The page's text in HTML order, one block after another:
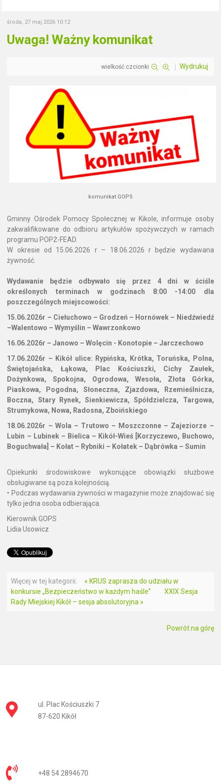
środa, 27 maj 2026 10:12
Uwaga! Ważny komunikat
wielkość czcionki Wydrukuj
komunikat GOPS
Gminny Ośrodek Pomocy Społecznej w Kikole, informuje osoby
zakwalifikowane do odbioru artykułów spożywczych w ramach
programu POPŻ-FEAD.
W okresie od 15.06.2026 r – 18.06.2026 r będzie wydawana
żywność.
Wydawanie będzie odbywało się przez 4 dni w ściśle
określonych terminach w godzinach 8:00 -14:00 dla
poszczególnych miejscowości:
15.06.2026r – Ciełuchowo – Grodzeń – Hornówek – Niedźwiedź
–Walentowo – Wymyślin – Wawrzonkowo
16.06.2026r – Janowo – Wolęcin - Konotopie – Jarczechowo
17.06.2026r – Kikół ulice: Rypińska, Krótka, Toruńska, Polna,
Świętojańska, Łąkowa, Plac Kościuszki, Cichy Zaułek,
Dożynkowa, Spokojna, Ogrodowa, Wesoła, Złota Górka,
Piaskowa, Pogodna, Słoneczna, Zjazdowa, Rzemieślnicza,
Boczna, Stary Rynek, Sienkiewicza, Spółdzielcza, Targowa,
Strumykowa, Nowa, Radosna, Zboińskiego
18.06.2026r – Wola – Trutowo – Moszczonne – Zajeziorze –
Lubin – Lubinek – Bielica – Kikół-Wieś [Korzyczewo, Buchowo,
Boguchwała] – Kołat – Rybniki – Kołatek – Dąbrówka – Sumin
Opiekunki środowiskowe wykonujące obowiązki służbowe
obsługiwane są poza kolejnością.
• Podczas wydawania żywności w magazynie może znajdować się
tylko jedna osoba odbierająca.
Kierownik GOPS
Lidia Usowicz
Więcej w tej kategorii:
« KRUS zaprasza do udziału w
konkursie „Bezpieczeństwo w każdym haśle”
XXIX Sesja
Rady Miejskiej Kikół – sesja absolutoryjna »
Powrót na górę
ul. Plac Kościuszki 7
87-620 Kikół
+48 54 2894670